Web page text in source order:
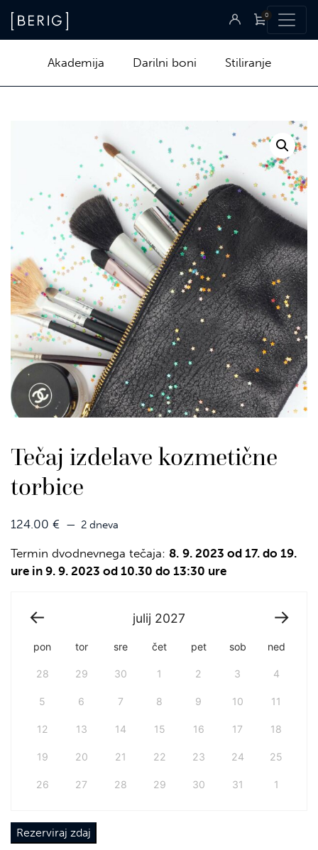
0
Akademija Darilni boni Stiliranje
Tečaj izdelave kozmetične
torbice
124.00 € 2 dneva
Termin dvodnevnega tečaja: 8. 9. 2023 od 17. do 19.
ure in 9. 9. 2023 od 10.30 do 13:30 ure
julij 2027
pon tor sre čet pet sob ned
28 29 30 1 2 3 4
5 6 7 8 9 10 11
12 13 14 15 16 17 18
19 20 21 22 23 24 25
26 27 28 29 30 31 1
Rezerviraj zdaj